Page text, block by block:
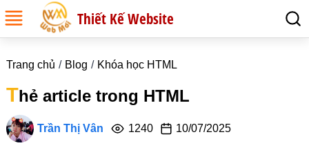
Thiết Kế Website
Trang chủ Blog Khóa học HTML
Thẻ article trong HTML
Trần Thị Vân 1240 10/07/2025